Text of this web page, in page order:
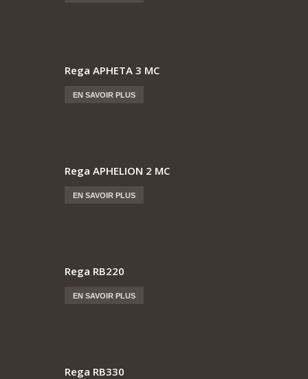
Rega APHETA 3 MC
EN SAVOIR PLUS
Rega APHELION 2 MC
EN SAVOIR PLUS
Rega RB220
EN SAVOIR PLUS
Rega RB330